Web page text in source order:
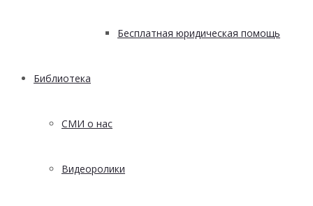
Бесплатная юридическая помощь
Библиотека
СМИ о нас
Видеоролики